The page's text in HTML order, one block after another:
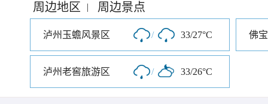
周边地区 | 周边景点
泸州玉蟾风景区 / 33/27°C 佛
泸州老窖旅游区 / 33/26°C